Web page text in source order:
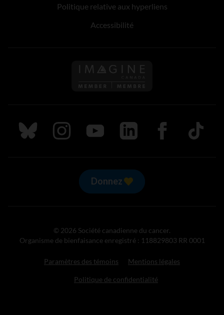
Politique relative aux hyperliens
Accessibilité
Suivez nous sur Bluesky
Suivez nous sur Instagram
Suivez nous sur Youtube
Suivez nous sur LinkedIn
Suivez nous sur
TikTok
Donnez
© 2026 Société canadienne du cancer.
Organisme de bienfaisance enregistré : 118829803 RR 0001
Paramètres des témoins Mentions légales
Politique de confidentialité